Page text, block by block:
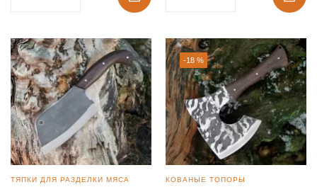
ТЯПКИ ДЛЯ РАЗДЕЛКИ МЯСА
-18 %
КОВАНЫЕ ТОПОРЫ